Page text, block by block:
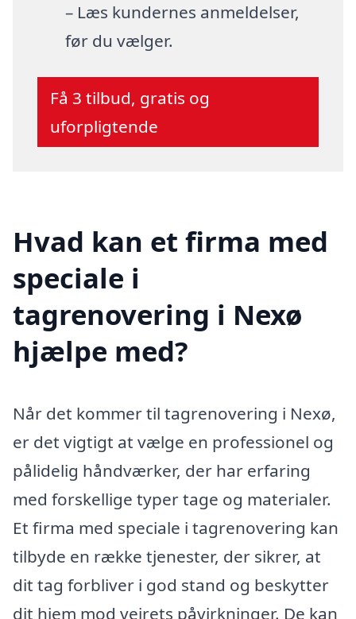
– Læs kundernes anmeldelser,
før du vælger.
Få 3 tilbud, gratis og
uforpligtende
Hvad kan et firma med
speciale i
tagrenovering i Nexø
hjælpe med?
Når det kommer til tagrenovering i Nexø,
er det vigtigt at vælge en professionel og
pålidelig håndværker, der har erfaring
med forskellige typer tage og materialer.
Et firma med speciale i tagrenovering kan
tilbyde en række tjenester, der sikrer, at
dit tag forbliver i god stand og beskytter
dit hjem mod vejrets påvirkninger. De kan